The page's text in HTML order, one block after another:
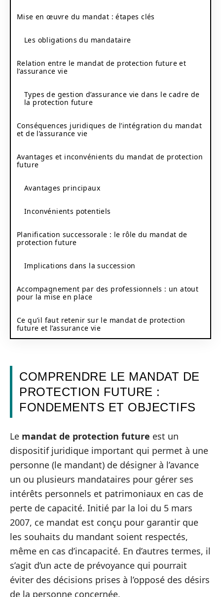
Mise en œuvre du mandat : étapes clés
Les obligations du mandataire
Relation entre le mandat de protection future et
l’assurance vie
Types de gestion d’assurance vie dans le cadre de
la protection future
Conséquences juridiques de l’intégration du mandat
et de l’assurance vie
Avantages et inconvénients du mandat de protection
future
Avantages principaux
Inconvénients potentiels
Planification successorale : le rôle du mandat de
protection future
Implications dans la succession
Accompagnement par des professionnels : un atout
pour la mise en place
Ce qu’il faut retenir sur le mandat de protection
future et l’assurance vie
COMPRENDRE LE MANDAT DE
PROTECTION FUTURE :
FONDEMENTS ET OBJECTIFS
Le mandat de protection future est un
dispositif juridique important qui permet à une
personne (le mandant) de désigner à l’avance
un ou plusieurs mandataires pour gérer ses
intérêts personnels et patrimoniaux en cas de
perte de capacité. Initié par la loi du 5 mars
2007, ce mandat est conçu pour garantir que
les souhaits du mandant soient respectés,
même en cas d’incapacité. En d’autres termes, il
s’agit d’un acte de prévoyance qui pourrait
éviter des décisions prises à l’opposé des désirs
de la personne concernée.